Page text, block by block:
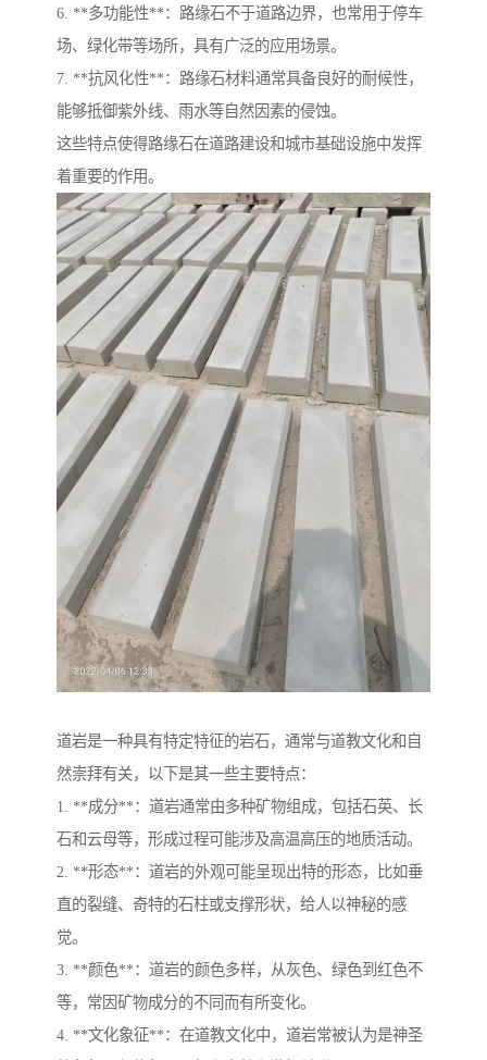
6. **多功能性**：路缘石不于道路边界，也常用于停车
场、绿化带等场所，具有广泛的应用场景。
7. **抗风化性**：路缘石材料通常具备良好的耐候性，
能够抵御紫外线、雨水等自然因素的侵蚀。
这些特点使得路缘石在道路建设和城市基础设施中发挥
着重要的作用。
道岩是一种具有特定特征的岩石，通常与道教文化和自
然崇拜有关，以下是其一些主要特点：
1. **成分**：道岩通常由多种矿物组成，包括石英、长
石和云母等，形成过程可能涉及高温高压的地质活动。
2. **形态**：道岩的外观可能呈现出特的形态，比如垂
直的裂缝、奇特的石柱或支撑形状，给人以神秘的感
觉。
3. **颜色**：道岩的颜色多样，从灰色、绿色到红色不
等，常因矿物成分的不同而有所变化。
4. **文化象征**：在道教文化中，道岩常被认为是神圣